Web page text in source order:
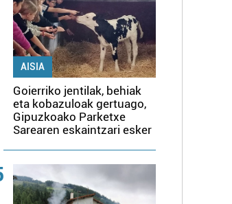
AISIA
Goierriko jentilak, behiak
eta kobazuloak gertuago,
Gipuzkoako Parketxe
Sarearen eskaintzari esker